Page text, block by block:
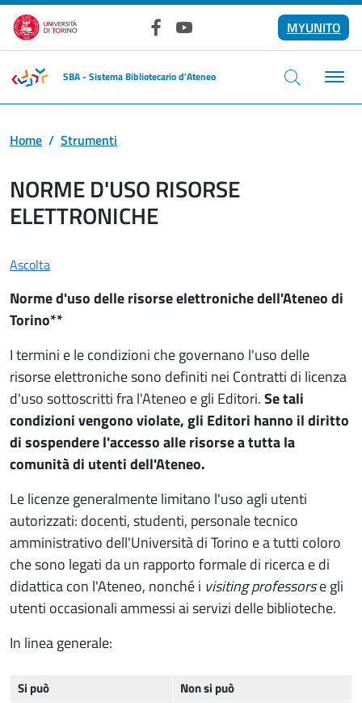
Salta al contenuto principale
FacebookYouTube
MYUNITO
SBA - Sistema Bibliotecario d'Ateneo
Home Strumenti
NORME D'USO RISORSE
ELETTRONICHE
Ascolta
Norme d'uso delle risorse elettroniche dell'Ateneo di
Torino**
I termini e le condizioni che governano l'uso delle
risorse elettroniche sono definiti nei Contratti di licenza
d'uso sottoscritti fra l'Ateneo e gli Editori.Setali
condizioni vengono violate, gli Editori hanno il diritto
di sospendere l'accesso alle risorse a tutta la
comunità di utenti dell'Ateneo.
Le licenze generalmente limitano l'uso agli utenti
autorizzati: docenti, studenti, personale tecnico
amministrativo dell'Università di Torino e a tutti coloro
che sono legati da un rapporto formale di ricerca e di
didattica con l'Ateneo, nonché i visiting professorse gli
utenti occasionali ammessi ai servizi delle biblioteche.
In linea generale:
Si può
Non si può